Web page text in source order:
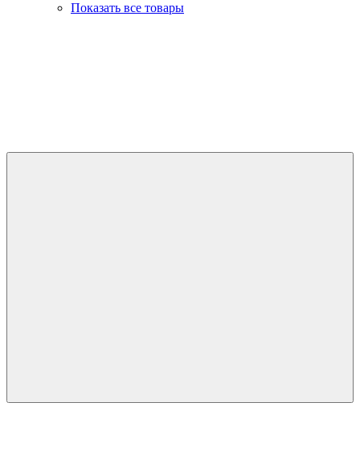
Показать все товары